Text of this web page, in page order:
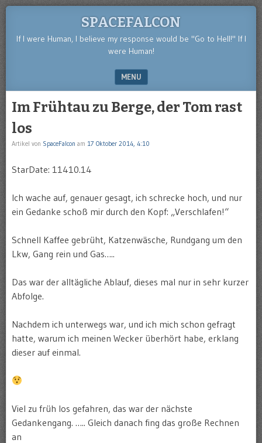
SPACEFALCON
If I were Human, I believe my response would be "Go to Hell!" If I
were Human!
MENU
Im Frühtau zu Berge, der Tom rast
los
Artikel von SpaceFalcon am 17 Oktober 2014, 4:10
StarDate: 11410.14
Ich wache auf, genauer gesagt, ich schrecke hoch, und nur
ein Gedanke schoß mir durch den Kopf: „Verschlafen!“
Schnell Kaffee gebrüht, Katzenwäsche, Rundgang um den
Lkw, Gang rein und Gas…..
Das war der alltägliche Ablauf, dieses mal nur in sehr kurzer
Abfolge.
Nachdem ich unterwegs war, und ich mich schon gefragt
hatte, warum ich meinen Wecker überhört habe, erklang
dieser auf einmal.
Viel zu früh los gefahren, das war der nächste
Gedankengang. ….. Gleich danach fing das große Rechnen
an